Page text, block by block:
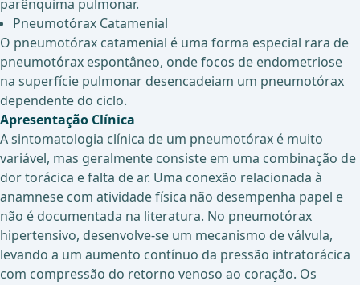
parênquima pulmonar.
Pneumotórax Catamenial
O pneumotórax catamenial é uma forma especial rara de
pneumotórax espontâneo, onde focos de endometriose
na superfície pulmonar desencadeiam um pneumotórax
dependente do ciclo.
Apresentação Clínica
A sintomatologia clínica de um pneumotórax é muito
variável, mas geralmente consiste em uma combinação de
dor torácica e falta de ar. Uma conexão relacionada à
anamnese com atividade física não desempenha papel e
não é documentada na literatura. No pneumotórax
hipertensivo, desenvolve-se um mecanismo de válvula,
levando a um aumento contínuo da pressão intratorácica
com compressão do retorno venoso ao coração. Os